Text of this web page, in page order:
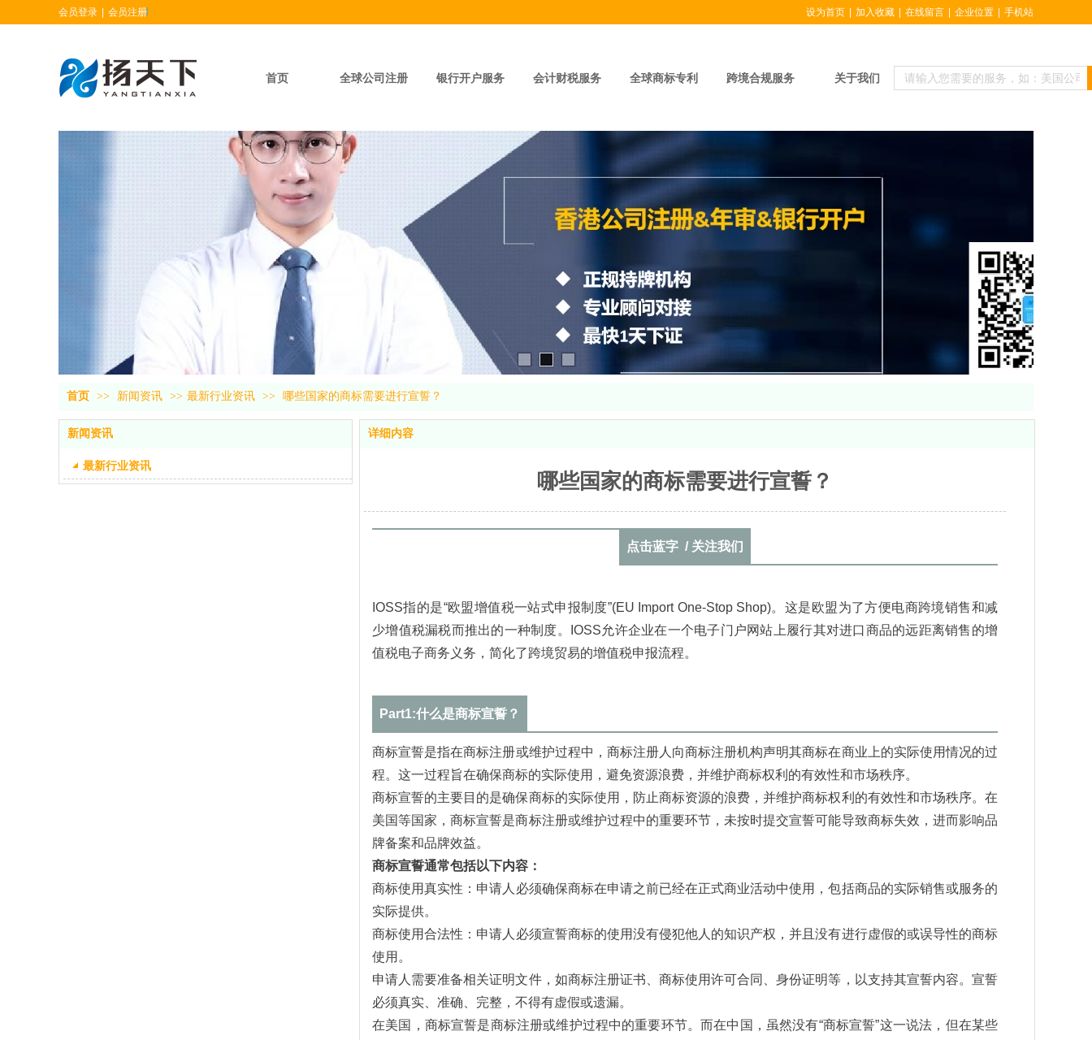
首页 全球公司注册 银行开户服务 会计财税服务 全球商标专利 跨境合规服务 关于我们
会员登录 会员注册 设为首页 加入收藏 在线留言 企业位置 手机站
首页 >> 新闻资讯 >> 最新行业资讯 >> 哪些国家的商标需要进行宣誓？
新闻资讯
最新行业资讯
详细内容
哪些国家的商标需要进行宣誓？
点击蓝字 / 关注我们
IOSS指的是“欧盟增值税一站式申报制度”(EU Import One-Stop Shop)。‌这是欧盟为了方便电商跨境销售和减
少增值税漏税而推出的一种制度。‌IOSS允许企业在一个电子门户网站上履行其对进口商品的远距离销售的增
值税电子商务义务，‌简化了跨境贸易的增值税申报流程。‌
Part1:什么是商标宣誓？
商标宣誓‌是指在商标注册或维护过程中，商标注册人向商标注册机构声明其商标在商业上的实际使用情况的过
程。这一过程旨在确保商标的实际使用，避免资源浪费，并维护商标权利的有效性和市场秩序。
商标宣誓的主要目的是确保商标的实际使用，防止商标资源的浪费，并维护商标权利的有效性和市场秩序。在
美国等国家，商标宣誓是商标注册或维护过程中的重要环节，未按时提交宣誓可能导致商标失效，进而影响品
牌备案和品牌效益‌。
商标宣誓通常包括以下内容：
商标使用真实性‌：申请人必须确保商标在申请之前已经在正式商业活动中使用，包括商品的实际销售或服务的
实际提供‌。
商标使用合法性‌：申请人必须宣誓商标的使用没有侵犯他人的知识产权，并且没有进行虚假的或误导性的商标
使用‌。
申请人需要准备相关证明文件，如商标注册证书、商标使用许可合同、身份证明等，以支持其宣誓内容。宣誓
必须真实、准确、完整，不得有虚假或遗漏‌。
在美国，商标宣誓是商标注册或维护过程中的重要环节。而在中国，虽然没有“商标宣誓”这一说法，但在某些